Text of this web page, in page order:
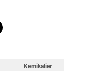
Kemikalier